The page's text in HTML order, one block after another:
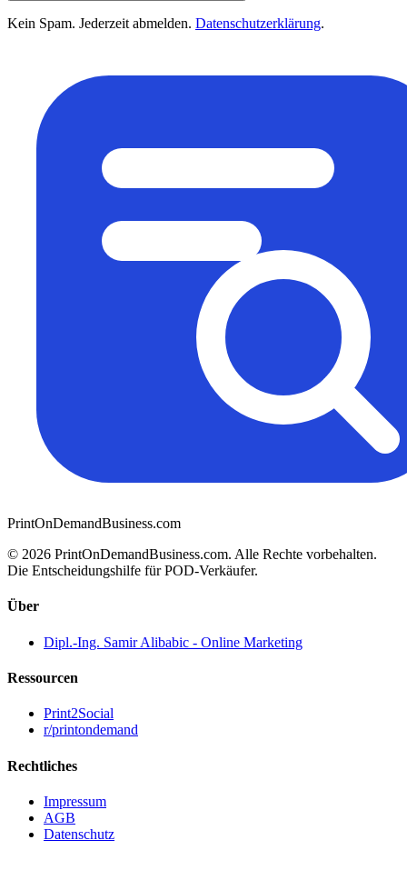
Kein Spam. Jederzeit abmelden. Datenschutzerklärung.
PrintOnDemandBusiness.com
© 2026 PrintOnDemandBusiness.com. Alle Rechte vorbehalten.
Die Entscheidungshilfe für POD-Verkäufer.
Über
Dipl.-Ing. Samir Alibabic - Online Marketing
Ressourcen
Print2Social
r/printondemand
Rechtliches
Impressum
AGB
Datenschutz